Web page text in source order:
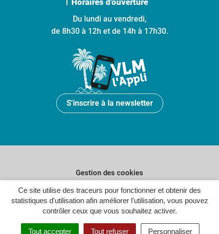
Ce site utilise des traceurs pour fonctionner et obtenir des
statistiques d'utilisation afin améliorer l'utilisation, vous pouvez
contrôler ceux que vous souhaitez activer.
Tout accepter Tout refuser Personnaliser
Du lundi au vendredi,
de 8h30 à 12h et de 14h à 17h30.
S'inscrire à la newsletter
Gestion des cookies
Plan du site
Politique de confidentialité
Crédits